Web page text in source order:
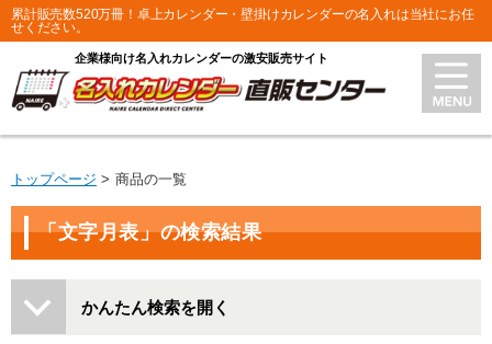
累計販売数520万冊！卓上カレンダー・壁掛けカレンダーの名入れは当社にお任
せください。
企業様向け名入れカレンダーの激安販売サイト
トップページ 商品の一覧
「文字月表」の検索結果
かんたん検索を開く